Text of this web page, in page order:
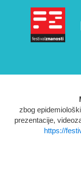
zbog
prezentacije,
https://